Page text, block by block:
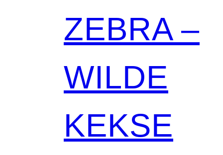
ZEBRA –
WILDE
KEKSE